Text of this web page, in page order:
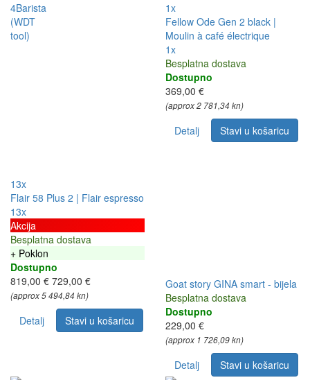
13x
Flair 58 Plus 2 | Flair espresso
13x
Akcija
Besplatna dostava
+ Poklon
Dostupno
819,00 € 729,00 €
(approx 5 494,84 kn)
Detalj Stavi u košaricu
1x
Fellow Ode Gen 2 black |
Moulin à café électrique
1x
Besplatna dostava
Dostupno
369,00 €
(approx 2 781,34 kn)
Detalj Stavi u košaricu
Goat story GINA smart - bijela
Besplatna dostava
Dostupno
229,00 €
(approx 1 726,09 kn)
Detalj Stavi u košaricu